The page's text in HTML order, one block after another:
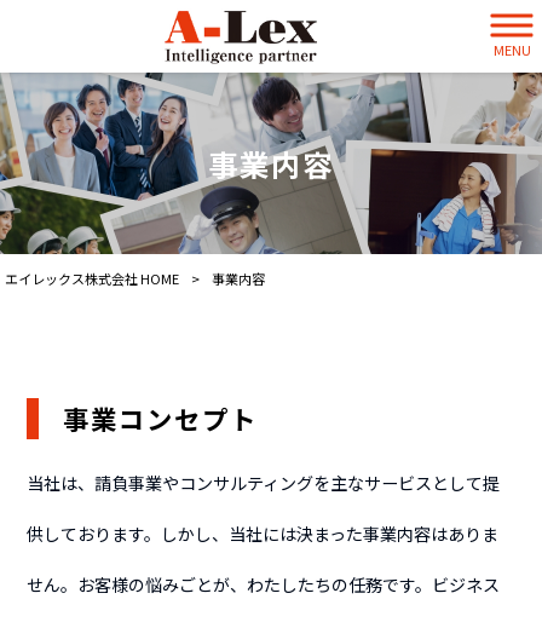
MENU
事業内容
エイレックス株式会社 HOME > 事業内容
事業コンセプト
当社は、請負事業やコンサルティングを主なサービスとして提
供しております。しかし、当社には決まった事業内容はありま
せん。お客様の悩みごとが、わたしたちの任務です。ビジネス